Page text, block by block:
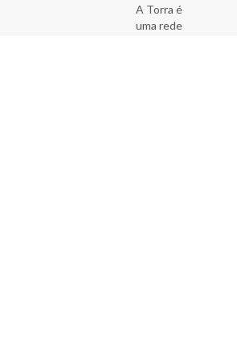
A Torra é
uma rede